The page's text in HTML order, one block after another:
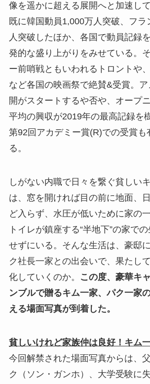
像を遥かに超える展開へと加速し
既に韓国動員1,000万人突破、フラ
人突破したほか、各国で動員記録
発的な盛り上がりをみせている。
ー前哨戦ともいわれるトロントや
など各国の映画祭で絶賛&受賞。
開がスタートするや否や、オープ
平均の興収が2019年の最高記録を
第92回アカデミー賞(R)での受賞も
る。
しがない内職で日々を繋ぐ貧しい
は、窓を開ければ目の前に地面、
ど入らず、水圧が低いために家の
トイレが鎮座する“半地下”の家で
せずにいる。そんな生活は、豪邸
ク社長一家との出会いで、果たし
化していくのか。
この度、豪華キ
ンブルで贈るキム一家、パク一家
える場面写真が到着した。
貧しいけれど家族仲は良好！キム
今回解禁された場面写真からは、
ク（ソン・ガンホ）、大学受験に